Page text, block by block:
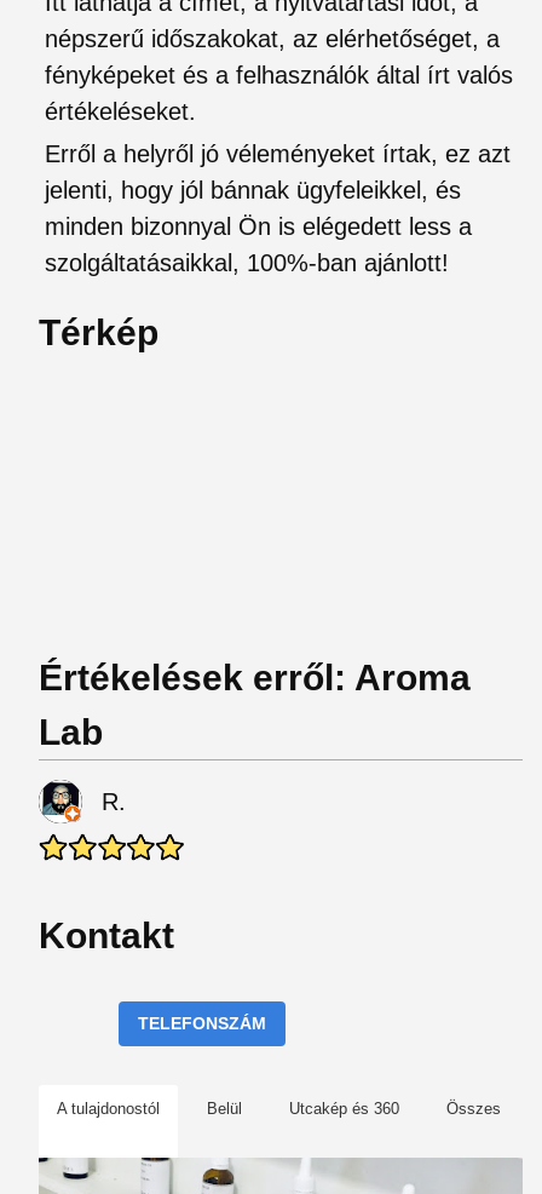
népszerű időszakokat, az elérhetőséget, a
fényképeket és a felhasználók által írt valós
értékeléseket.
Erről a helyről jó véleményeket írtak, ez azt
jelenti, hogy jól bánnak ügyfeleikkel, és
minden bizonnyal Ön is elégedett less a
szolgáltatásaikkal, 100%-ban ajánlott!
Térkép
Értékelések erről: Aroma
Lab
R.
Kontakt
TELEFONSZÁM
A tulajdonostól Belül Utcakép és 360 Összes